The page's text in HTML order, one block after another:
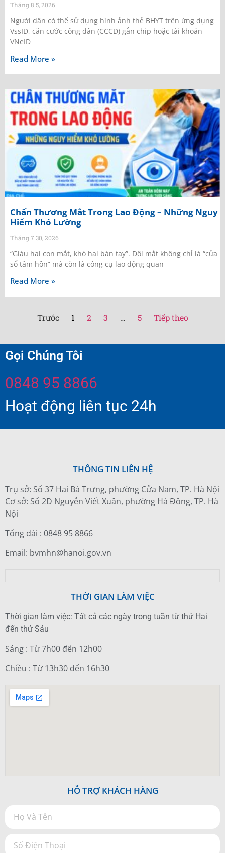
Tháng 8 5, 2026
Người dân có thể sử dụng hình ảnh thẻ BHYT trên ứng dụng
VssID, căn cước công dân (CCCD) gắn chip hoặc tài khoản
VNeID
Read More »
Chấn Thương Mắt Trong Lao Động – Những Nguy
Hiểm Khó Lường
Tháng 7 30, 2026
“Giàu hai con mắt, khó hai bàn tay”. Đôi mắt không chỉ là “cửa
sổ tâm hồn” mà còn là công cụ lao động quan
Read More »
Trước 1 2 3 … 5 Tiếp theo
Gọi Chúng Tôi
0848 95 8866
Hoạt động liên tục 24h
THÔNG TIN LIÊN HỆ
Trụ sở: Số 37 Hai Bà Trưng, phường Cửa Nam, TP. Hà Nội
Cơ sở: Số 2D Nguyễn Viết Xuân, phường Hà Đông, TP. Hà
Nội
Tổng đài : 0848 95 8866
Email: bvmhn@hanoi.gov.vn
THỜI GIAN LÀM VIỆC
Thời gian làm việc: Tất cả các ngày trong tuần từ thứ Hai
đến thứ Sáu
Sáng : Từ 7h00 đến 12h00
Chiều : Từ 13h30 đến 16h30
HỖ TRỢ KHÁCH HÀNG